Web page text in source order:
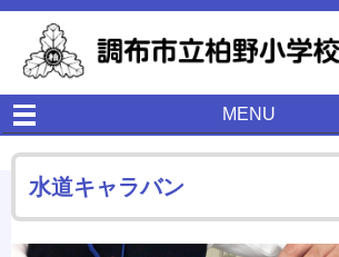
MENU
水道キャラバン